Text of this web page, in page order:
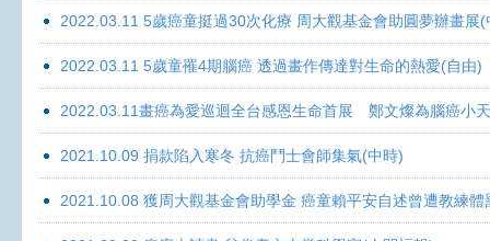
2022.03.11 5歲癌童挺過30次化療 周大觀基金會助圓夢辦畫展
2022.03.11 5歲童罹4期腦癌 透過畫作傳達對生命的熱愛(自由)
2022.03.11畫癌為愛巡迴全台感恩生命首展 鄭文燦為腦癌小
2021.10.09 捐款陷入寒冬 抗癌鬥士會師集氣(中時)
2021.10.08 獲周大觀基金會助學金 癌童賴平安自述曾遭教練體